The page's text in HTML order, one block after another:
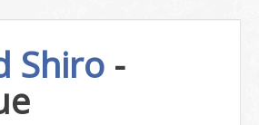
Shiro -